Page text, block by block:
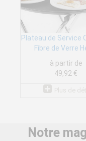
Plateau de Service
Fibre de Verre
à partir de
49,92 €
Notre